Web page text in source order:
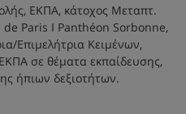
ΕΚΠΑ, κάτοχος Μεταπτ.
Paris I Panthéon Sorbonne,
Επιμελήτρια Κειμένων,
σε θέματα εκπαίδευσης,
ήπιων δεξιοτήτων.